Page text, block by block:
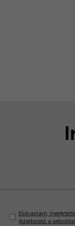
Elolvastam,
Adatkezelő a